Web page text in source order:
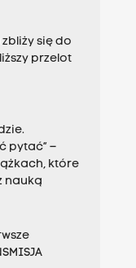
się do
przelot
pytać” –
które
nauką